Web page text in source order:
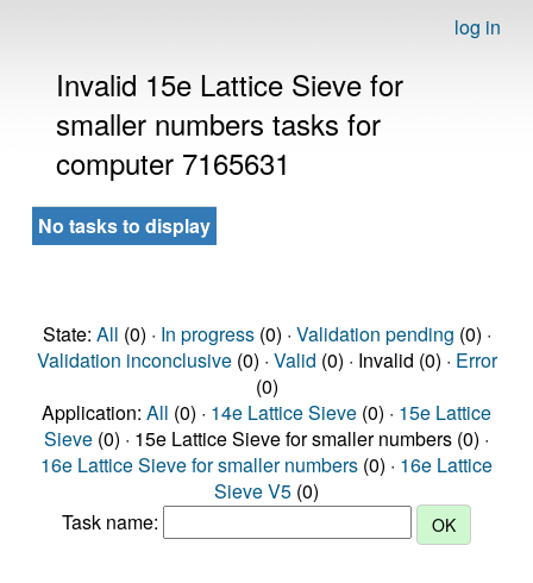
log in
Invalid 15e Lattice Sieve for
smaller numbers tasks for
computer 7165631
No tasks to display
State: All (0) · In progress(0) · Validation pending (0) ·
Validation inconclusive(0) · Valid (0) · Invalid (0) · Error
(0)
Application: All (0) · 14e Lattice Sieve (0) · 15e Lattice
Sieve (0) · 15e Lattice Sieve for smaller numbers (0) ·
16e Lattice Sieve for smaller numbers (0) · 16e Lattice
Sieve V5 (0)
Task name: